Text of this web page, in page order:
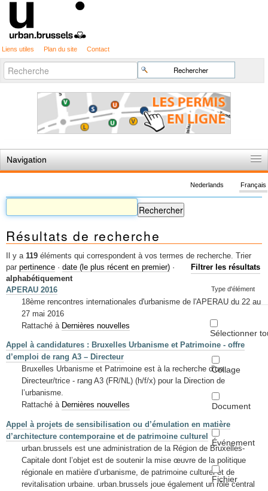
Liens utiles Plan du site Contact
Chercher par
Recherche
avancée…
Navigation
Règles du jeu
Permis d'urbanisme
Cartographie
Etudes et publications
Mots-clés
Renseignements urbanistiques
Français
Nederlands
Résultats de recherche
Il y a 119 éléments qui correspondent à vos termes de recherche.
Filtrer les résultats
Type d'élément
Sélectionner
Collage
Document
Événement
Fichier
Trier
par pertinence · date (le plus récent en premier) ·
alphabétiquement
APERAU 2016
18ème rencontres internationales d'urbanisme de l'APERAU du 22 au
27 mai 2016
Rattaché à Dernières nouvelles
Appel à candidatures : Bruxelles Urbanisme et Patrimoine - offre
d’emploi de rang A3 – Directeur
Bruxelles Urbanisme et Patrimoine est à la recherche d’un
Directeur/trice - rang A3 (FR/NL) (h/f/x) pour la Direction de
l’urbanisme.
Rattaché à Dernières nouvelles
Appel à projets de sensibilisation ou d’émulation en matière
d’architecture contemporaine et de patrimoine culturel
urban.brussels est une administration de la Région de Bruxelles-
Capitale dont l’objet est de soutenir la mise œuvre de la politique
régionale en matière d’urbanisme, de patrimoine culturel et de
revitalisation urbaine. urban.brussels joue également un rôle central